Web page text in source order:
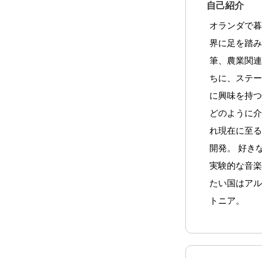
自己紹介
オランダで
界に足を踏
筆、農業関
ちに、ステ
に興味を持
どのように
れ現在に至
開発。 好き
実験的な音
たい国はア
トニア。